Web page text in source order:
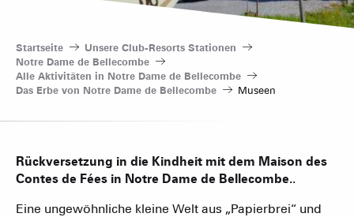
Startseite
Unsere Club-Resorts Stationen
Notre Dame de Bellecombe
Alle Aktivitäten in Notre Dame de Bellecombe
Das Erbe von Notre Dame de Bellecombe
Museen
Rückversetzung in die Kindheit mit dem Maison des
Contes de Fées in Notre Dame de Bellecombe..
Eine ungewöhnliche kleine Welt aus „Papierbrei“ und